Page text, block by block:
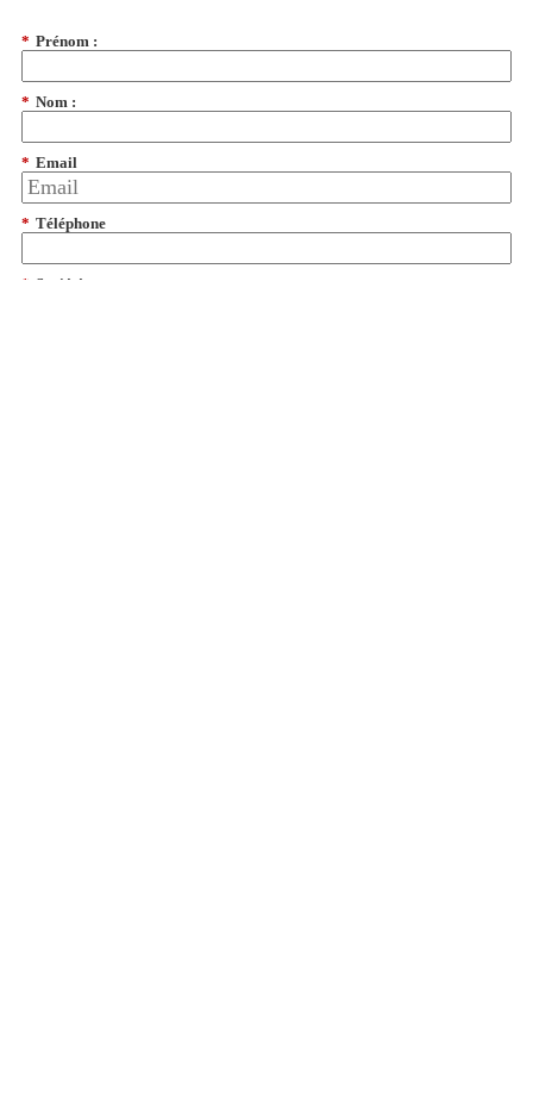
* Prénom :
* Nom :
* Email
* Téléphone
* Société :